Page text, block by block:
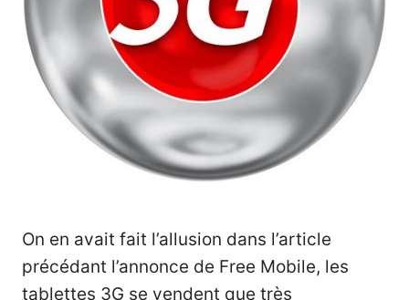
On en avait fait l’allusion dans l’article
précédant l’annonce de Free Mobile, les
tablettes 3G se vendent que très